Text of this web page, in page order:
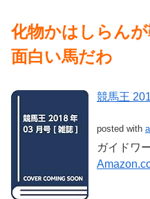
化物かはしらん
面白い馬だわ
競馬王
posted with
ガイドワ